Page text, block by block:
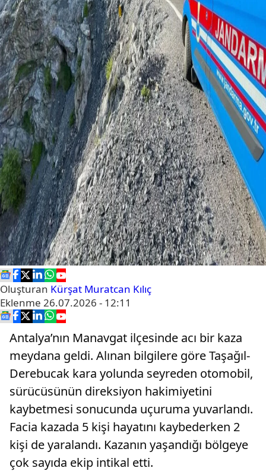
Oluşturan Kürşat Muratcan Kılıç
Eklenme 26.07.2026 - 12:11
Antalya’nın Manavgat ilçesinde acı bir kaza
meydana geldi. Alınan bilgilere göre Taşağıl-
Derebucak kara yolunda seyreden otomobil,
sürücüsünün direksiyon hakimiyetini
kaybetmesi sonucunda uçuruma yuvarlandı.
Facia kazada 5 kişi hayatını kaybederken 2
kişi de yaralandı. Kazanın yaşandığı bölgeye
çok sayıda ekip intikal etti.